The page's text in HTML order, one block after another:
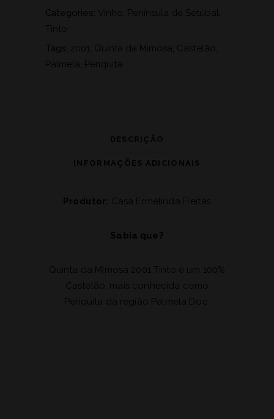
Categories: Vinho , Península de Setúbal,
Tinto
Tags: 2001, Quinta da Mimosa, Castelão ,
Palmela, Periquita
DESCRIÇÃO
INFORMAÇÕES ADICIONAIS
Produtor: Casa Ermelinda Freitas
Sabia que?
Quinta da Mimosa 2001 Tinto é um 100%
Castelão, mais conhecida como
Periquita da região Palmela Doc.